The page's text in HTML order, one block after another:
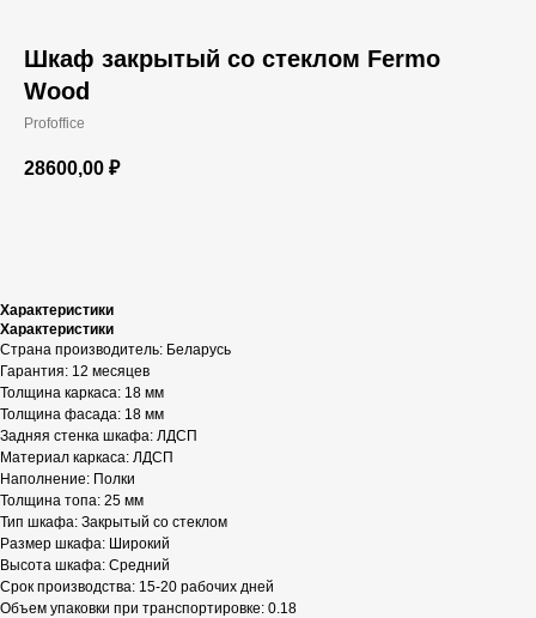
Шкаф закрытый со стеклом Fermo
Wood
Profoffice
28600,00 ₽
Характеристики
Характеристики
Страна производитель: Беларусь
Гарантия: 12 месяцев
Толщина каркаса: 18 мм
Толщина фасада: 18 мм
Задняя стенка шкафа: ЛДСП
Материал каркаса: ЛДСП
Наполнение: Полки
Толщина топа: 25 мм
Тип шкафа: Закрытый со стеклом
Размер шкафа: Широкий
Высота шкафа: Средний
Срок производства: 15-20 рабочих дней
Объем упаковки при транспортировке: 0.18